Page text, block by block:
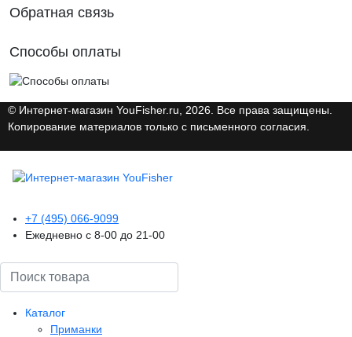
Обратная связь
Способы оплаты
© Интернет-магазин YouFisher.ru, 2026. Все права защищены.
Копирование материалов только с письменного согласия.
+7 (495) 066-9099
Ежедневно с 8-00 до 21-00
Поиск
Каталог
Приманки